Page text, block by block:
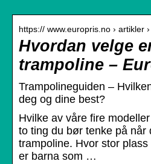
https:// www.europris.no › artikler
Hvordan velge
trampoline –
Trampolineguiden –
deg og dine best?
Hvilke av våre fire
to ting du bør tenke på når
trampoline. Hvor stor
er barna som …